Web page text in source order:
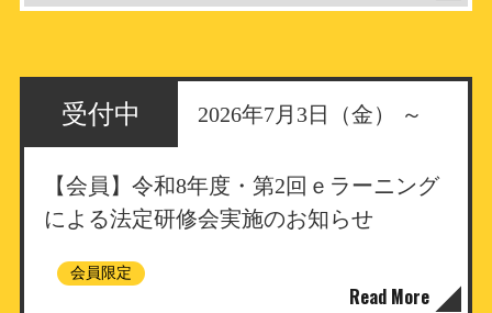
受付中 2026年7月3日（金） ～
【会員】令和8年度・第2回ｅラーニング
による法定研修会実施のお知らせ
会員限定
Read More